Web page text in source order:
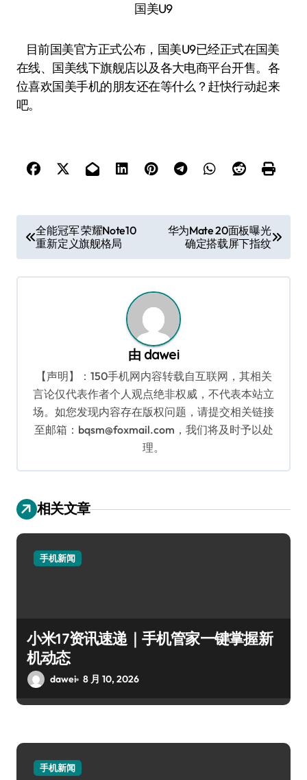
国美U9
目前国美官方正式公布，国美U9已经正式在国美
在线、国美线下旗舰店以及各大电商平台开售。各
位喜欢国美手机的朋友还在等什么？赶快行动起来
吧。
章
导
全能冠军 荣耀Note10
重新定义旗舰格局
华为Mate 20面板曝光
确定搭载屏下指纹
由 dawei
【声明】：150手机网内容转载自互联网，其相关
言论仅代表作者个人观点绝非权威，不代表本站立
场。如您发现内容存在版权问题，请提交相关链接
至邮箱：bqsm@foxmail.com，我们将及时予以处
理。
相关文章
手机新闻
小米17资讯速递｜手机管家一键掌握新
机动态
dawei 8 月 10, 2026
手机新闻